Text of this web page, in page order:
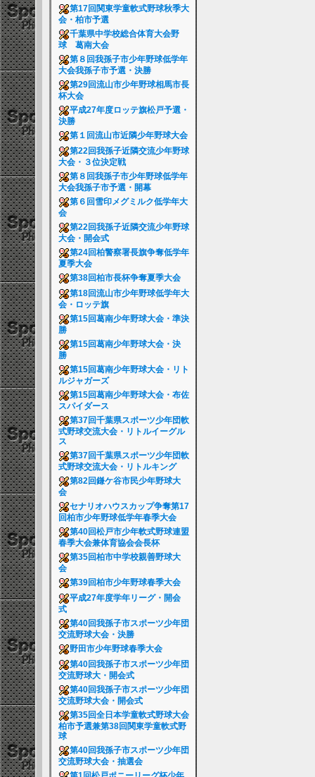
第17回関東学童軟式野球秋季大
会・柏市予選
千葉県中学校総合体育大会野
球 葛南大会
第８回我孫子市少年野球低学年
大会我孫子市予選・決勝
第29回流山市少年野球相馬市長
杯大会
平成27年度ロッテ旗松戸予選・
決勝
第１回流山市近隣少年野球大会
第22回我孫子近隣交流少年野球
大会・３位決定戦
第８回我孫子市少年野球低学年
大会我孫子市予選・開幕
第６回雪印メグミルク低学年大
会
第22回我孫子近隣交流少年野球
大会・開会式
第24回柏警察署長旗争奪低学年
夏季大会
第38回柏市長杯争奪夏季大会
第18回流山市少年野球低学年大
会・ロッテ旗
第15回葛南少年野球大会・準決
勝
第15回葛南少年野球大会・決
勝
第15回葛南少年野球大会・リト
ルジャガーズ
第15回葛南少年野球大会・布佐
スパイダース
第37回千葉県スポーツ少年団軟
式野球交流大会・リトルイーグル
ス
第37回千葉県スポーツ少年団軟
式野球交流大会・リトルキング
第82回鎌ケ谷市民少年野球大
会
セナリオハウスカップ争奪第17
回柏市少年野球低学年春季大会
第40回松戸市少年軟式野球連盟
春季大会兼体育協会会長杯
第35回柏市中学校親善野球大
会
第39回柏市少年野球春季大会
平成27年度学年リーグ・開会
式
第40回我孫子市スポーツ少年団
交流野球大会・決勝
野田市少年野球春季大会
第40回我孫子市スポーツ少年団
交流野球大・開会式
第40回我孫子市スポーツ少年団
交流野球大会・開会式
第35回全日本学童軟式野球大会
柏市予選兼第38回関東学童軟式野
球
第40回我孫子市スポーツ少年団
交流野球大会・抽選会